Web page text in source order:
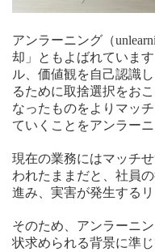
アンラーニング（
却」ともよばれていま
ル、価値観を自己認識
るために取捨選択をお
なったものをよりマッ
ていくことをアンラーニ
現在の業務にはマッチ
われたままだと、社員
進み、実害が発生するリ
そのため、アンラーニ
状求められる背景に準